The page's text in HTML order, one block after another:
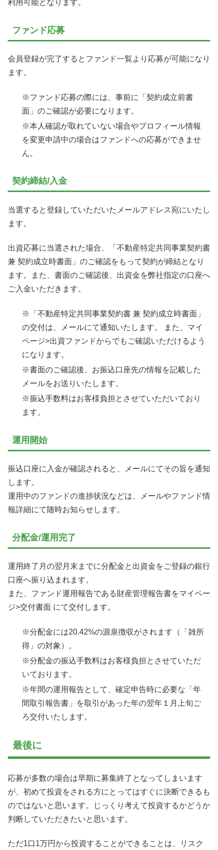
利用可能となります。
ファンド応募
会員登録が完了するとファンド一覧より応募が可能になり
ます。
※ファンド応募の際には、事前に「契約成立前書
面」のご確認が必要になります。
※本人確認が取れていない場合やプロフィール情報
を変更申請中の場合はファンドへの応募ができませ
ん。
契約締結/入金
当選すると登録していただいたメールアドレス宛にいたし
ます。
出資応募に当選された場合、「不動産特定共同事業契約書
兼 契約成立時書面」のご確認をもって契約が締結となり
ます。また、書面のご確認後、出資金を弊社指定の口座へ
ご入金いただきます。
※「不動産特定共同事業契約書 兼 契約成立時書面」
の交付は、メールにて通知いたします。 また、マイ
ページ>出資ファンドからでもご確認いただけるよう
になります。
※書面のご確認後、お振込口座先の情報を記載した
メールをお送りいたします。
※振込手数料はお客様負担とさせていただいており
ます。
運用開始
振込口座に入金が確認されると、メールにてその旨を通知
します。
運用中のファンドの進捗状況などは、メールやファンド情
報詳細にて随時お知らせします。
分配金/運用完了
運用終了月の翌月末までに分配金と出資金をご登録の銀行
口座へ振り込まれます。
また、ファンド運用報告である財産管理報告書をマイペー
ジ>交付書面 にて交付します。
※分配金には20.42%の源泉徴収がされます（「雑所
得」の対象）。
※分配金の振込手数料はお客様負担とさせていただ
いております。
※年間の運用報告として、確定申告時に必要な「年
間取引報告書」を取引があった年の翌年１月上旬ご
ろ交付いたします。
最後に
応募が多数の場合は早期に募集終了となってしまいます
が、初めて投資をされる方にとってはすぐに決断できるも
のではないと思います。じっくり考えて投資するかどうか
判断していただきたいと思います。
ただ1口1万円から投資することができることは、リスク